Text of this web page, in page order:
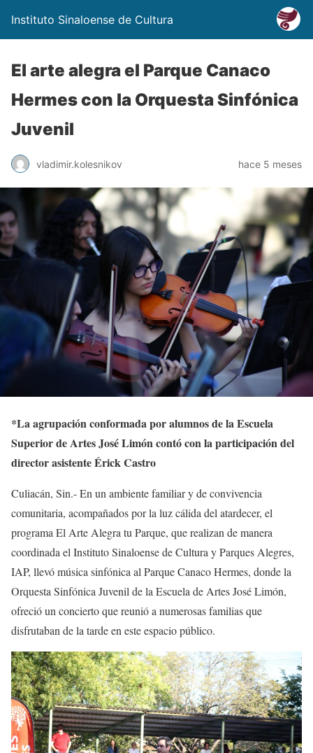
Instituto Sinaloense de Cultura
El arte alegra el Parque Canaco
Hermes con la Orquesta Sinfónica
Juvenil
vladimir.kolesnikov hace 5 meses
*La agrupación conformada por alumnos de la Escuela
Superior de Artes José Limón contó con la participación del
director asistente Érick Castro
Culiacán, Sin.- En un ambiente familiar y de convivencia
comunitaria, acompañados por la luz cálida del atardecer, el
programa El Arte Alegra tu Parque, que realizan de manera
coordinada el Instituto Sinaloense de Cultura y Parques Alegres,
IAP, llevó música sinfónica al Parque Canaco Hermes, donde la
Orquesta Sinfónica Juvenil de la Escuela de Artes José Limón,
ofreció un concierto que reunió a numerosas familias que
disfrutaban de la tarde en este espacio público.